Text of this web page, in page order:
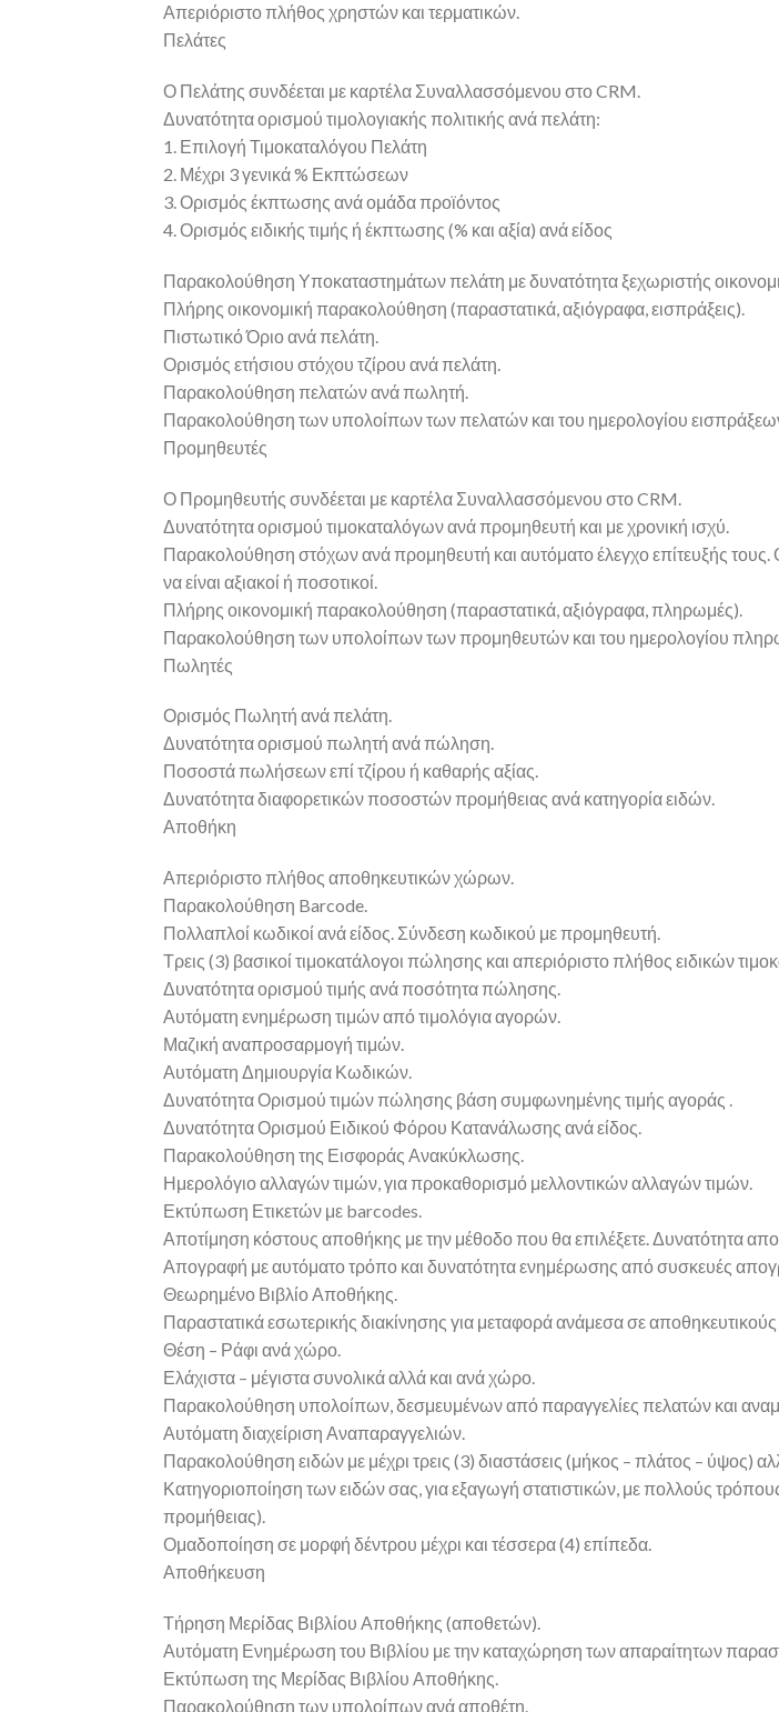
Απεριόριστο πλήθος χρηστών και τερματικών.
Πελάτες
Ο Πελάτης συνδέεται με καρτέλα Συναλλασσόμενου στο CRM.
Δυνατότητα ορισμού τιμολογιακής πολιτικής ανά πελάτη:
1. Επιλογή Τιμοκαταλόγου Πελάτη
2. Μέχρι 3 γενικά % Εκπτώσεων
3. Ορισμός έκπτωσης ανά ομάδα προϊόντος
4. Ορισμός ειδικής τιμής ή έκπτωσης (% και αξία) ανά είδος
Παρακολούθηση Υποκαταστημάτων πελάτη με δυνατότητα ξεχωριστής
Πλήρης οικονομική παρακολούθηση (παραστατικά, αξιόγραφα, εισπράξεις).
Πιστωτικό Όριο ανά πελάτη.
Ορισμός ετήσιου στόχου τζίρου ανά πελάτη.
Παρακολούθηση πελατών ανά πωλητή.
Παρακολούθηση των υπολοίπων των πελατών και του ημερολογίου
Προμηθευτές
Ο Προμηθευτής συνδέεται με καρτέλα Συναλλασσόμενου στο CRM.
Δυνατότητα ορισμού τιμοκαταλόγων ανά προμηθευτή και με χρονική ισχύ.
Παρακολούθηση στόχων ανά προμηθευτή και αυτόματο έλεγχο επίτευξής τους.
να είναι αξιακοί ή ποσοτικοί.
Πλήρης οικονομική παρακολούθηση (παραστατικά, αξιόγραφα, πληρωμές).
Παρακολούθηση των υπολοίπων των προμηθευτών και του ημερολογίου
Πωλητές
Ορισμός Πωλητή ανά πελάτη.
Δυνατότητα ορισμού πωλητή ανά πώληση.
Ποσοστά πωλήσεων επί τζίρου ή καθαρής αξίας.
Δυνατότητα διαφορετικών ποσοστών προμήθειας ανά κατηγορία ειδών.
Αποθήκη
Απεριόριστο πλήθος αποθηκευτικών χώρων.
Παρακολούθηση Barcode.
Πολλαπλοί κωδικοί ανά είδος. Σύνδεση κωδικού με προμηθευτή.
Τρεις (3) βασικοί τιμοκατάλογοι πώλησης και απεριόριστο πλήθος ειδικών
Δυνατότητα ορισμού τιμής ανά ποσότητα πώλησης.
Αυτόματη ενημέρωση τιμών από τιμολόγια αγορών.
Μαζική αναπροσαρμογή τιμών.
Αυτόματη Δημιουργία Κωδικών.
Δυνατότητα Ορισμού τιμών πώλησης βάση συμφωνημένης τιμής αγοράς .
Δυνατότητα Ορισμού Ειδικού Φόρου Κατανάλωσης ανά είδος.
Παρακολούθηση της Εισφοράς Ανακύκλωσης.
Ημερολόγιο αλλαγών τιμών, για προκαθορισμό μελλοντικών αλλαγών τιμών.
Εκτύπωση Ετικετών με barcodes.
Αποτίμηση κόστους αποθήκης με την μέθοδο που θα επιλέξετε. Δυνατότητα
Απογραφή με αυτόματο τρόπο και δυνατότητα ενημέρωσης από συσκευές
Θεωρημένο Βιβλίο Αποθήκης.
Παραστατικά εσωτερικής διακίνησης για μεταφορά ανάμεσα σε
Θέση – Ράφι ανά χώρο.
Ελάχιστα – μέγιστα συνολικά αλλά και ανά χώρο.
Παρακολούθηση υπολοίπων, δεσμευμένων από παραγγελίες πελατών και
Αυτόματη διαχείριση Αναπαραγγελιών.
Παρακολούθηση ειδών με μέχρι τρεις (3) διαστάσεις (μήκος – πλάτος – ύψος)
Κατηγοριοποίηση των ειδών σας, για εξαγωγή στατιστικών, με πολλούς
προμήθειας).
Ομαδοποίηση σε μορφή δέντρου μέχρι και τέσσερα (4) επίπεδα.
Αποθήκευση
Τήρηση Μερίδας Βιβλίου Αποθήκης (αποθετών).
Αυτόματη Ενημέρωση του Βιβλίου με την καταχώρηση των απαραίτητων
Εκτύπωση της Μερίδας Βιβλίου Αποθήκης.
Παρακολούθηση των υπολοίπων ανά αποθέτη.